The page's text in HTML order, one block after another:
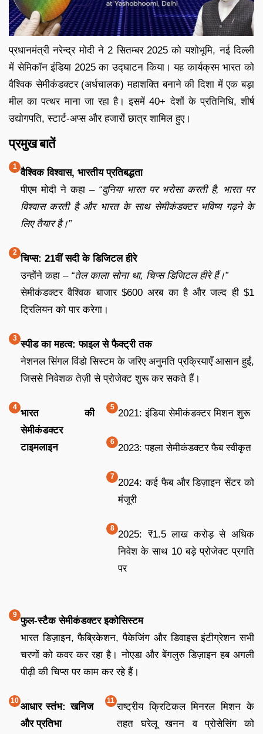
प्रधानमंत्री नरेन्द्र मोदी ने 2 सितम्बर 2025 को यशोभूमि, नई दिल्ली
में सेमिकॉन इंडिया 2025 का उद्घाटन किया। यह कार्यक्रम भारत को
वैश्विक सेमीकंडक्टर (अर्धचालक) महाशक्ति बनाने की दिशा में एक बड़ा
मील का पत्थर माना जा रहा है। इसमें 40+ देशों के प्रतिनिधि, शीर्ष
उद्योगपति, स्टार्ट-अप्स और हजारों छात्र शामिल हुए।
प्रमुख बातें
वैश्विक विश्वास, भारतीय प्रतिबद्धता
पीएम मोदी ने कहा – “दुनिया भारत पर भरोसा करती है, भारत पर
विश्वास करती है और भारत के साथ सेमीकंडक्टर भविष्य गढ़ने के
लिए तैयार है।”
चिप्स: 21वीं सदी के डिजिटल हीरे
उन्होंने कहा – “तेल काला सोना था, चिप्स डिजिटल हीरे हैं।”
सेमीकंडक्टर वैश्विक बाजार $600 अरब का है और जल्द ही $1
ट्रिलियन को पार करेगा।
स्पीड का महत्व: फाइल से फैक्ट्री तक
नेशनल सिंगल विंडो सिस्टम के जरिए अनुमति प्रक्रियाएँ आसान हुईं,
जिससे निवेशक तेज़ी से प्रोजेक्ट शुरू कर सकते हैं।
भारत की
सेमीकंडक्टर
टाइमलाइन
2021: इंडिया सेमीकंडक्टर मिशन शुरू
2023: पहला सेमीकंडक्टर फैब स्वीकृत
2024: कई फैब और डिज़ाइन सेंटर को
मंजूरी
2025: ₹1.5 लाख करोड़ से अधिक
निवेश के साथ 10 बड़े प्रोजेक्ट प्रगति
पर
फुल-स्टैक सेमीकंडक्टर इकोसिस्टम
भारत डिज़ाइन, फैब्रिकेशन, पैकेजिंग और डिवाइस इंटीग्रेशन सभी
चरणों को कवर कर रहा है। नोएडा और बेंगलुरु डिज़ाइन हब अगली
पीढ़ी की चिप्स पर काम कर रहे हैं।
आधार स्तंभ: खनिज
और प्रतिभा
राष्ट्रीय क्रिटिकल मिनरल मिशन के
तहत घरेलू खनन व प्रोसेसिंग को